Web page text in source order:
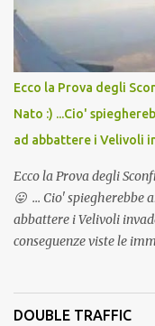
Ecco la Prova degli
Nato :) ...Cio'
ad abbattere i Velivoli
Ecco la Prova degli
😛 ... Cio' spiegherebbe
abbattere i Velivoli
conseguenze viste le
ancora una fantasia
DOUBLE TRAFFIC